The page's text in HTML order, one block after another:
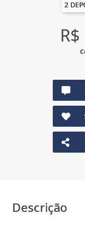
2
Descrição